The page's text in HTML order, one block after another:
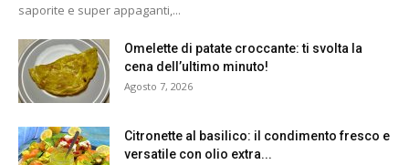
saporite e super appaganti,...
Omelette di patate croccante: ti svolta la
cena dell’ultimo minuto!
Agosto 7, 2026
Citronette al basilico: il condimento fresco e
versatile con olio extra...